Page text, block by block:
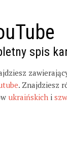
spis
. Znajdziesz
ukraińskich i